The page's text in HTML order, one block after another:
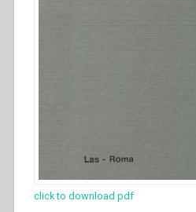
click to download pdf